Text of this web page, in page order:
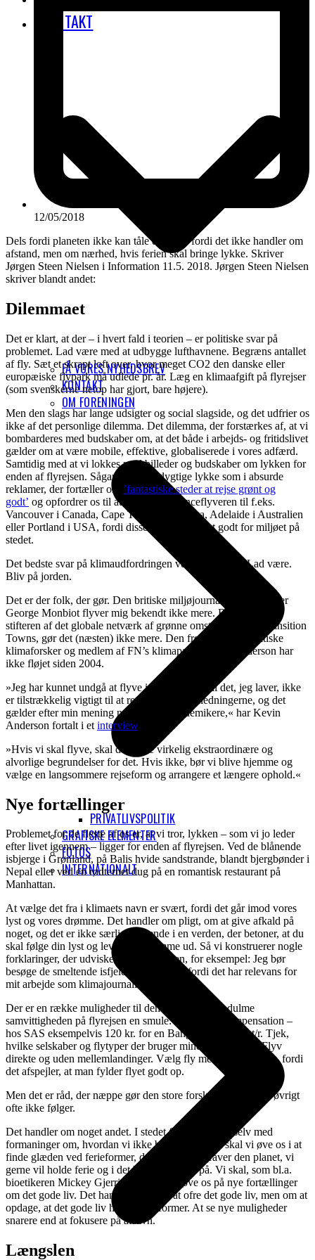
KONTAKT
FÅ VORES NYHEDSBREV
KONTAKT
OM FORENINGEN
PRIVATLIVSPOLITIK
GRAFISKE ELEMENTER
FOTOS
INTERNATIONALT
12/05/2018
Dels fordi planeten ikke kan tåle det, dels fordi det ikke handler om
afstand, men om nærhed, hvis ferien skal bringe lykke. Skriver
Jørgen Steen Nielsen i Information 11.5. 2018. Jørgen Steen Nielsen
skriver blandt andet:
Dilemmaet
Det er klart, at der – i hvert fald i teorien – er politiske svar på
problemet. Lad være med at udbygge lufthavnene. Begræns antallet
af fly. Sæt et skrapt loft over, hvor meget CO2 den danske eller
europæiske flypark må udlede pr. år. Læg en klimaafgift på flyrejser
(som svenskerne netop har gjort, bare højere).
Men den slags har lange udsigter og social slagside, og det udfrier os
ikke af det personlige dilemma. Det dilemma, der forstærkes af, at vi
bombarderes med budskaber om, at det både i arbejds- og fritidslivet
gælder om at være mobile, effektive, globaliserede i vores adfærd.
Samtidig med at vi lokkes med billeder og budskaber om lykken for
enden af flyrejsen. Sågar den bæredygtige lykke som i absurde
reklamer, der fortæller om ’fantastiske steder at rejse grønt og
godt’ og opfordrer os til at tage langdistanceflyveren til f.eks.
Vancouver i Canada, Cape Town i Sydafrika, Adelaide i Australien
eller Portland i USA, fordi disse byer gør noget godt for miljøet på
stedet.
Det bedste svar på klimaudfordringen ved flyrejser er: Lad være.
Bliv på jorden.
Det er der folk, der gør. Den britiske miljøjournalist og -forfatter
George Monbiot flyver mig bekendt ikke mere. Rob Hopkins,
stifteren af det globale netværk af grønne omstillingsbyer, Transition
Towns, gør det (næsten) ikke mere. Den fremtrædende britiske
klimaforsker og medlem af FN’s klimapanel Kevin Anderson har
ikke fløjet siden 2004.
»Jeg har kunnet undgå at flyve i mange år, fordi det, jeg laver, ikke
er tilstrækkelig vigtigt til at retfærdiggøre udledningerne, og det
gælder efter min mening næsten alle akademikere,« har Kevin
Anderson fortalt i et interview.
»Hvis vi skal flyve, skal der være virkelig ekstraordinære og
alvorlige begrundelser for det. Hvis ikke, bør vi blive hjemme og
vælge en langsommere rejseform og arrangere et længere ophold.«
Nye fortællinger
Problemet for de fleste af os er, at vi tror, lykken – som vi jo leder
efter livet igennem – ligger for enden af flyrejsen. Ved de blånende
isbjerge i Grønland, på Balis hvide sandstrande, blandt bjergbønder i
Nepal eller ved en rødternet dug på en romantisk restaurant på
Manhattan.
At vælge det fra i klimaets navn er svært, fordi det går imod vores
lyst og vores drømme. Det handler om pligt, om at give afkald på
noget, og det er ikke særlig lokkende i en verden, der betoner, at du
skal følge din lyst og leve dine drømme ud. Så vi konstruerer nogle
forklaringer, der udvisker modsætningen, for eksempel: Jeg bør
besøge de smeltende isfjelde i Grønland, fordi det har relevans for
mit arbejde som klimajournalist.
Der er en række muligheder til dem, der gerne vil dulme
samvittigheden på flyrejsen en smule: Køb CO2-kompensation –
hos SAS eksempelvis 120 kr. for en Bangkok-flyvning t/r. Tjek,
hvilke selskaber og flytyper der bruger mindst brændstof. Flyv
direkte og uden mellemlandinger. Vælg fly med lidt benplads, fordi
det afspejler, at man fylder flyet godt op.
Men det er råd, der næppe gør den store forskel, og som vi i øvrigt
ofte ikke følger.
Det handler om noget andet. I stedet for at piske os selv med
formaninger om, hvordan vi ikke bør holde ferie, skal vi øve os i at
finde glæden ved ferieformer, der ikke undergraver den planet, vi
gerne vil holde ferie og i det hele taget leve på. Vi skal, som bl.a.
bioetikeren Mickey Gjerris har betonet, øve os på nye fortællinger
om det gode liv. Det handler ikke om at ofre det gode liv, men om at
opdage, at det gode liv har mange former. At se nye muligheder
snarere end at fokusere på afsavn.
Længslen